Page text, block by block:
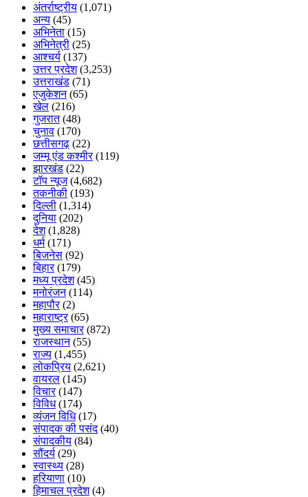
अंतर्राष्ट्रीय (1,071)
अन्य (45)
अभिनेता (15)
अभिनेत्री (25)
आश्चर्य (137)
उत्तर प्रदेश(3,253)
उत्तराखंड (71)
एजुकेशन(65)
खेल (216)
गुजरात(48)
चुनाव (170)
छत्तीसगढ़ (22)
जम्मू एंड कश्मीर(119)
झारखंड (22)
टॉप न्यूज(4,682)
तकनीकी (193)
दिल्ली (1,314)
दुनिया (202)
देश(1,828)
धर्म(171)
बिजनेस (92)
बिहार(179)
मध्य प्रदेश(45)
मनोरंजन(114)
महापौर(2)
महाराष्ट्र(65)
मुख्य समाचार(872)
राजस्थान(55)
राज्य (1,455)
लोकप्रिय (2,621)
वायरल (145)
विचार(147)
विविध(174)
व्यंजन विधि(17)
संपादक की पसंद(40)
संपादकीय (84)
सौंदर्य (29)
स्वास्थ्य (28)
हरियाणा (10)
हिमाचल प्रदेश(4)